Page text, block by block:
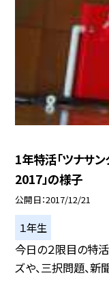
1年特活「ツナサ
2017」の様子
公開日 2017/12/21
１年生
今日の２限目の特
ズや、三択問題、新